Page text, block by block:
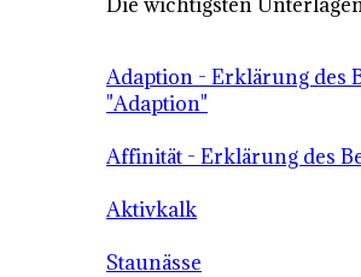
Adaption - Erklärung des
"Adaption"
Affinität - Erklärung des
Aktivkalk
Staunässe